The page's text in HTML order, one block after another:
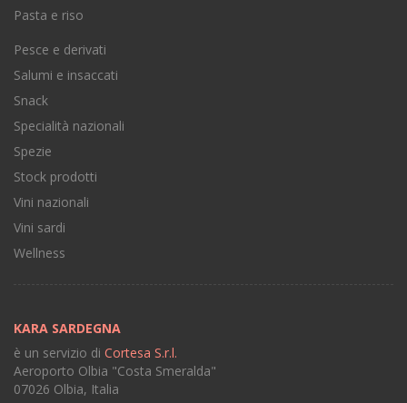
Pasta e riso
Pesce e derivati
Salumi e insaccati
Snack
Specialità nazionali
Spezie
Stock prodotti
Vini nazionali
Vini sardi
Wellness
KARA SARDEGNA
è un servizio di Cortesa S.r.l.
Aeroporto Olbia "Costa Smeralda"
07026 Olbia, Italia